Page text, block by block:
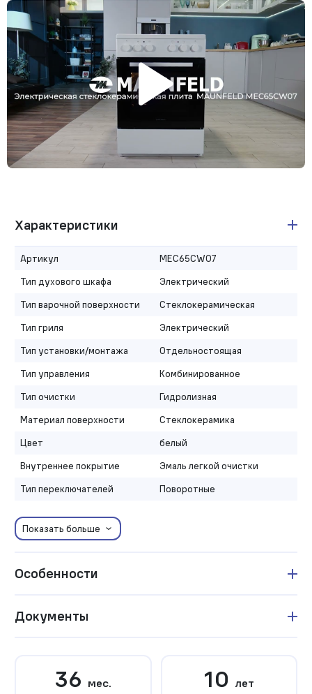
Характеристики
Артикул
MEC65CW07
Тип духового шкафа
Электрический
Тип варочной поверхности
Стеклокерамическая
Тип гриля
Электрический
Тип установки/монтажа
Отдельностоящая
Тип управления
Комбинированное
Тип очистки
Гидролизная
Материал поверхности
Стеклокерамика
Цвет
белый
Внутреннее покрытие
Эмаль легкой очистки
Тип переключателей
Поворотные
Показать больше
Особенности
Документы
36 мес. 10 лет